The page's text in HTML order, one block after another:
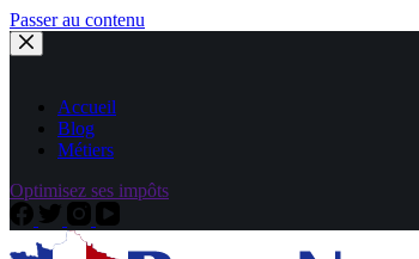
Passer au contenu
Accueil
Blog
Métiers
Optimisez ses impôts